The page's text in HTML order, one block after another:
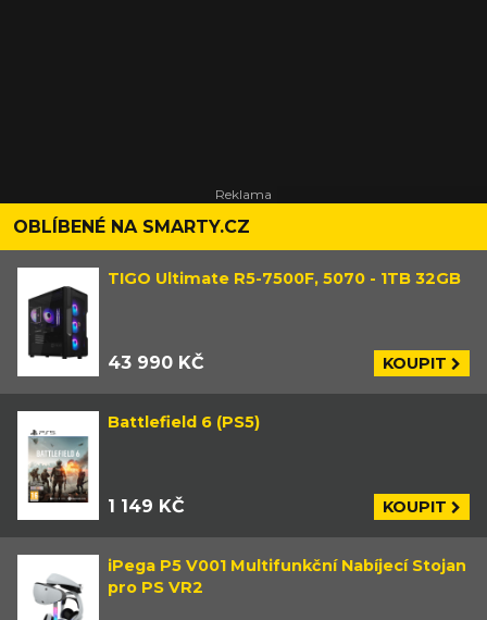
OBLÍBENÉ NA SMARTY.CZ
TIGO Ultimate R5-7500F, 5070 - 1TB 32GB
43 990 KČ KOUPIT
Battlefield 6 (PS5)
1 149 KČ KOUPIT
iPega P5 V001 Multifunkční Nabíjecí Stojan
pro PS VR2